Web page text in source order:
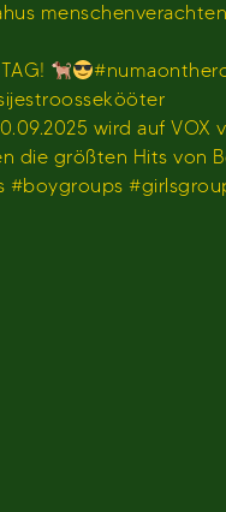
wird auf
die größten Hits